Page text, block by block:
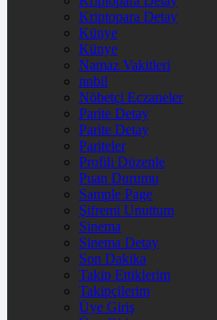
Kriptopara Detay
Künye
Künye
Namaz Vakitleri
nnbil
Nöbetçi Eczaneler
Parite Detay
Parite Detay
Pariteler
Profili Düzenle
Puan Durumu
Sample Page
Şifremi Unuttum
Sinema
Sinema Detay
Son Dakika
Takip Ettiklerim
Takipçilerim
Üye Giriş